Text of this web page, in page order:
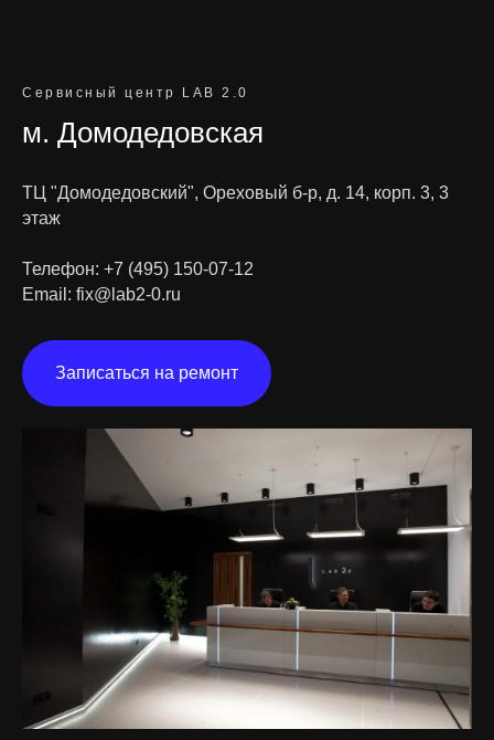
Сервисный центр LAB 2.0
м. Домодедовская
ТЦ "Домодедовский", Ореховый б-р, д. 14, корп. 3, 3
этаж
Телефон: +7 (495) 150-07-12
Email: fix@lab2-0.ru
Записаться на ремонт